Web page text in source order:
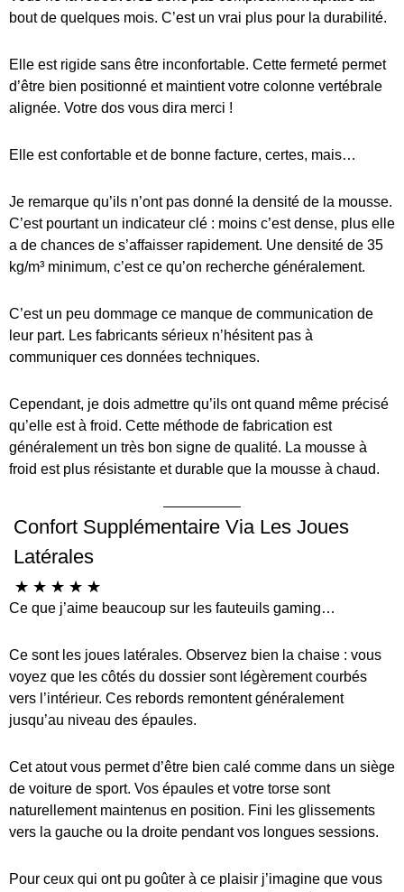
bout de quelques mois. C’est un vrai plus pour la durabilité.
Elle est rigide sans être inconfortable. Cette fermeté permet
d’être bien positionné et maintient votre colonne vertébrale
alignée. Votre dos vous dira merci !
Elle est confortable et de bonne facture, certes, mais…
Je remarque qu’ils n’ont pas donné la densité de la mousse.
C’est pourtant un indicateur clé : moins c’est dense, plus elle
a de chances de s’affaisser rapidement. Une densité de 35
kg/m³ minimum, c’est ce qu’on recherche généralement.
C’est un peu dommage ce manque de communication de
leur part. Les fabricants sérieux n’hésitent pas à
communiquer ces données techniques.
Cependant, je dois admettre qu’ils ont quand même précisé
qu’elle est à froid. Cette méthode de fabrication est
généralement un très bon signe de qualité. La mousse à
froid est plus résistante et durable que la mousse à chaud.
Confort Supplémentaire Via Les Joues
Latérales
☆ ☆ ☆ ☆ ☆
Ce que j’aime beaucoup sur les fauteuils gaming…
Ce sont les joues latérales. Observez bien la chaise : vous
voyez que les côtés du dossier sont légèrement courbés
vers l’intérieur. Ces rebords remontent généralement
jusqu’au niveau des épaules.
Cet atout vous permet d’être bien calé comme dans un siège
de voiture de sport. Vos épaules et votre torse sont
naturellement maintenus en position. Fini les glissements
vers la gauche ou la droite pendant vos longues sessions.
Pour ceux qui ont pu goûter à ce plaisir j’imagine que vous